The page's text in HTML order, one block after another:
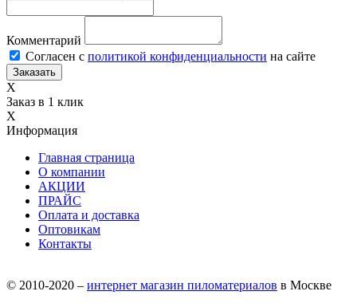
Комментарий
Согласен с политикой конфиденциальности на сайте
X
Заказ в 1 клик
X
Информация
Главная страница
О компании
АКЦИИ
ПРАЙС
Оплата и доставка
Оптовикам
Контакты
© 2010-2020 – интернет магазин пиломатериалов в Москве